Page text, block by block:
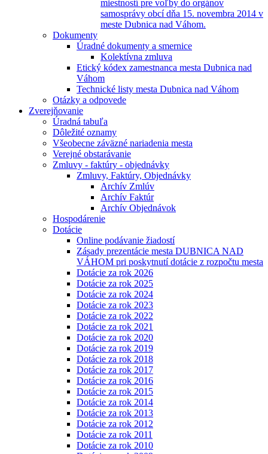
miestností pre voľby do orgánov
samosprávy obcí dňa 15. novembra 2014 v
meste Dubnica nad Váhom.
Dokumenty
Úradné dokumenty a smernice
Kolektívna zmluva
Etický kódex zamestnanca mesta Dubnica nad
Váhom
Technické listy mesta Dubnica nad Váhom
Otázky a odpovede
Zverejňovanie
Úradná tabuľa
Dôležité oznamy
Všeobecne záväzné nariadenia mesta
Verejné obstarávanie
Zmluvy - faktúry - objednávky
Zmluvy, Faktúry, Objednávky
Archív Zmlúv
Archív Faktúr
Archív Objednávok
Hospodárenie
Dotácie
Online podávanie žiadostí
Zásady prezentácie mesta DUBNICA NAD
VÁHOM pri poskytnutí dotácie z rozpočtu mesta
Dotácie za rok 2026
Dotácie za rok 2025
Dotácie za rok 2024
Dotácie za rok 2023
Dotácie za rok 2022
Dotácie za rok 2021
Dotácie za rok 2020
Dotácie za rok 2019
Dotácie za rok 2018
Dotácie za rok 2017
Dotácie za rok 2016
Dotácie za rok 2015
Dotácie za rok 2014
Dotácie za rok 2013
Dotácie za rok 2012
Dotácie za rok 2011
Dotácie za rok 2010